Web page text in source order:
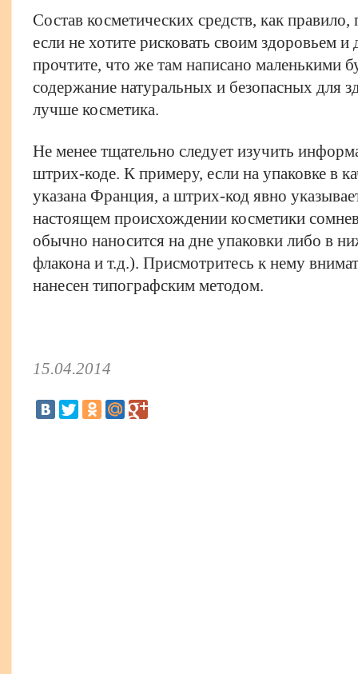
Состав косметических средств, как
если не хотите рисковать своим здоровьем и
прочтите, что же там написано маленькими
содержание натуральных и безопасных для
лучше косметика.
Не менее тщательно следует изучить
штрих-коде. К примеру, если на упаковке в
указана Франция, а штрих-код явно
настоящем происхождении косметики
обычно наносится на дне упаковки либо в
флакона и т.д.). Присмотритесь к нему
нанесен типографским методом.
15.04.2014